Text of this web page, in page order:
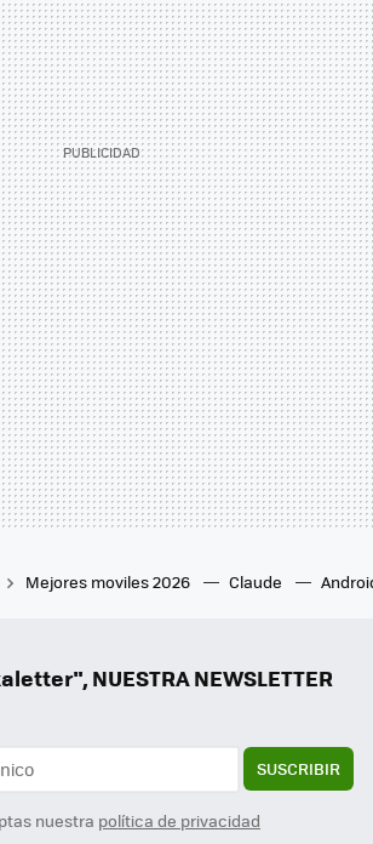
Mejores moviles 2026 Claude
NUESTRA NEWSLETTER
SUSCRIBIR
nuestra política de privacidad